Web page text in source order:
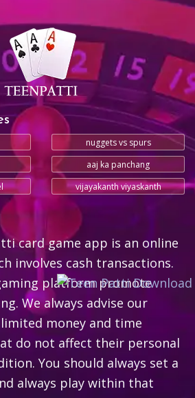
nuggets vs spurs
aaj ka panchang
vijayakanth viyaskanth
card game app is an online
involves cash transactions.
platform promote
We always advise our
money and time
do not affect their personal
You should always set a
always play within that